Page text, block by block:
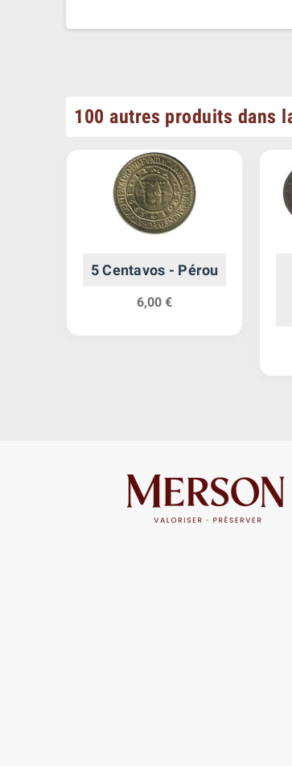
100 autres produits dans
5 Centavos - Pérou
6,00 €